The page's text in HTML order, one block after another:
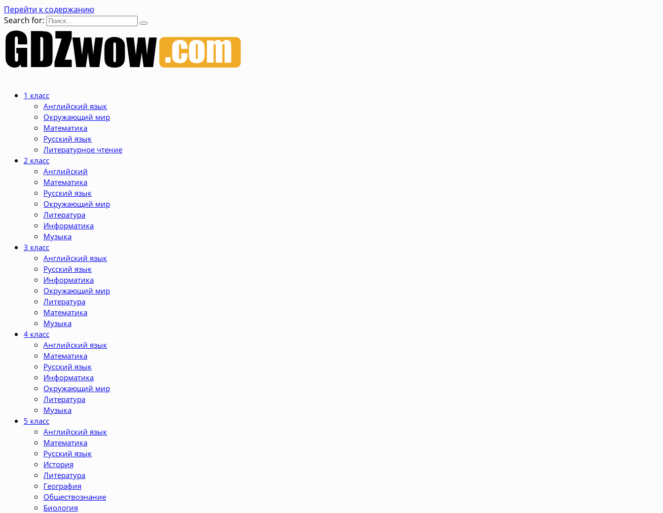
Перейти к содержанию
Search for:
1 класс
Английский язык
Окружающий мир
Математика
Русский язык
Литературное чтение
2 класс
Английский
Математика
Русский язык
Окружающий мир
Литература
Информатика
Музыка
3 класс
Английский язык
Русский язык
Информатика
Окружающий мир
Литература
Математика
Музыка
4 класс
Английский язык
Математика
Русский язык
Информатика
Окружающий мир
Литература
Музыка
5 класс
Английский язык
Математика
Русский язык
История
Литература
География
Обществознание
Биология